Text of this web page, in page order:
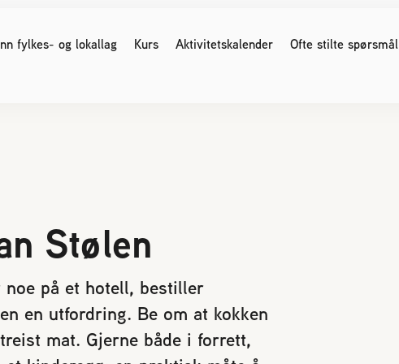
fylkes- og lokallag Kurs Aktivitetskalender
Ofte stilte spørsmål
og salg av bier
og parestasjoner
bifolk
Honning
Bigårdsplasser
Styreprotokoller/årsmøter
Stølen
på et hotell, bestiller
en utfordring. Be om at kokken
mat. Gjerne både i forrett,